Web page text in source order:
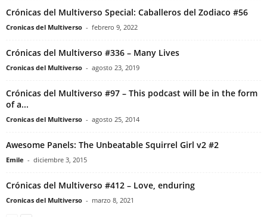
Crónicas del Multiverso Special: Caballeros del Zodiaco #56
Cronicas del Multiverso - febrero 9, 2022
Crónicas del Multiverso #336 – Many Lives
Cronicas del Multiverso - agosto 23, 2019
Crónicas del Multiverso #97 – This podcast will be in the form
of a...
Cronicas del Multiverso - agosto 25, 2014
Awesome Panels: The Unbeatable Squirrel Girl v2 #2
Emile - diciembre 3, 2015
Crónicas del Multiverso #412 – Love, enduring
Cronicas del Multiverso - marzo 8, 2021